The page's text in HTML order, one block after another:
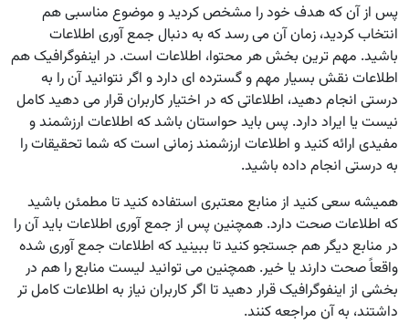
پس از آن که هدف خود را مشخص کردید و موضوع مناسبی هم
انتخاب کردید، زمان آن می رسد که به دنبال جمع آوری اطلاعات
باشید. مهم ترین بخش هر محتوا، اطلاعات است. در اینفوگرافیک هم
اطلاعات نقش بسیار مهم و گسترده ای دارد و اگر نتوانید آن را به
درستی انجام دهید، اطلاعاتی که در اختیار کاربران قرار می دهید کامل
نیست یا ایراد دارد. پس باید حواستان باشد که اطلاعات ارزشمند و
مفیدی ارائه کنید و اطلاعات ارزشمند زمانی است که شما تحقیقات را
به درستی انجام داده باشید.
همیشه سعی کنید از منابع معتبری استفاده کنید تا مطمئن باشید
که اطلاعات صحت دارد. همچنین پس از جمع آوری اطلاعات باید آن را
در منابع دیگر هم جستجو کنید تا ببینید که اطلاعات جمع آوری شده
واقعاً صحت دارند یا خیر. همچنین می توانید لیست منابع را هم در
بخشی از اینفوگرافیک قرار دهید تا اگر کاربران نیاز به اطلاعات کامل تر
داشتند، به آن مراجعه کنند.